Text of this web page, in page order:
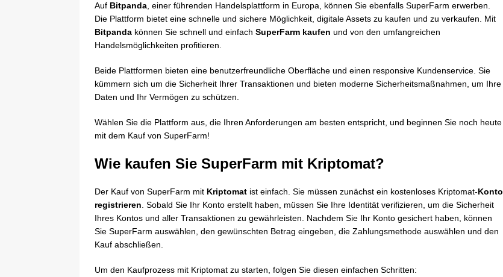
Auf Bitpanda , einer führenden Handelsplattform in Europa, können Sie ebenfalls SuperFarm erwerben.
Die Plattform bietet eine schnelle und sichere Möglichkeit, digitale Assets zu kaufen und zu verkaufen. Mit
Bitpanda können Sie schnell und einfach SuperFarm kaufen und von den umfangreichen
Handelsmöglichkeiten profitieren.
Beide Plattformen bieten eine benutzerfreundliche Oberfläche und einen responsive Kundenservice. Sie
kümmern sich um die Sicherheit Ihrer Transaktionen und bieten moderne Sicherheitsmaßnahmen, um Ihre
Daten und Ihr Vermögen zu schützen.
Wählen Sie die Plattform aus, die Ihren Anforderungen am besten entspricht, und beginnen Sie noch heute
mit dem Kauf von SuperFarm!
Wie kaufen Sie SuperFarm mit Kriptomat?
Der Kauf von SuperFarm mit Kriptomat ist einfach. Sie müssen zunächst ein kostenloses Kriptomat-Konto
registrieren . Sobald Sie Ihr Konto erstellt haben, müssen Sie Ihre Identität verifizieren, um die Sicherheit
Ihres Kontos und aller Transaktionen zu gewährleisten. Nachdem Sie Ihr Konto gesichert haben, können
Sie SuperFarm auswählen, den gewünschten Betrag eingeben, die Zahlungsmethode auswählen und den
Kauf abschließen.
Um den Kaufprozess mit Kriptomat zu starten, folgen Sie diesen einfachen Schritten: